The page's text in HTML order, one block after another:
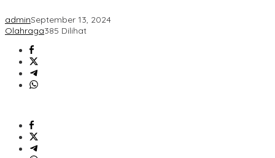
adminSeptember 13, 2024
Olahraga385 Dilihat